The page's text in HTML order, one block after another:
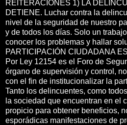
REITERACIONES 1) LA
DETIENE. Luchar contra la
nivel de la seguridad de nuestro
y de todos los días. Solo un
conocer los problemas y hallar
PARTICIPACIÓN CIUDADANA
Por Ley 12154 es el Foro de
órgano de supervisión y control,
con el fin de institucionalizar la
Tanto los delincuentes, como
la sociedad que encuentran en el
propicio para obtener beneficios,
esporádicas manifestaciones de